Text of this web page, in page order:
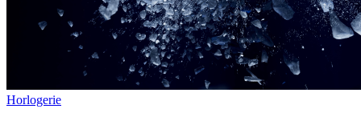
Horlogerie